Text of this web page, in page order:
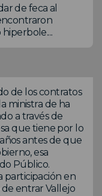
de feca al
de los contratos
ministra de ha
a través de
que tiene por lo
antes de que
esa
Público.
participación en
entrar Vallejo